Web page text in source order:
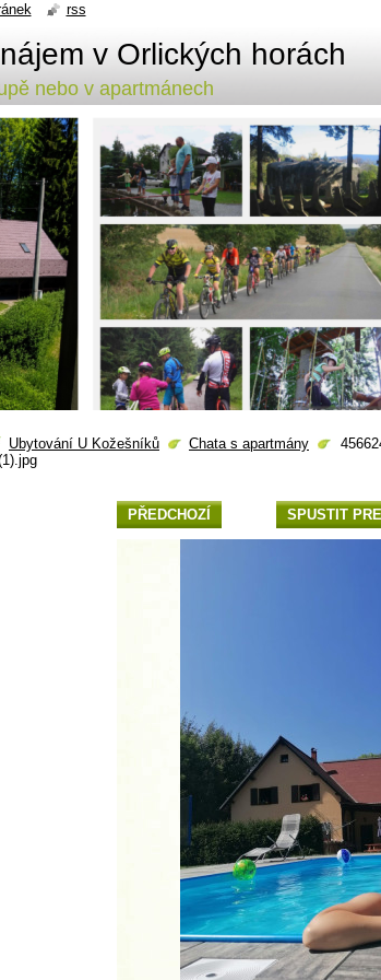
v Orlických horách
nebo v apartmánech
Ubytování U Kožešníků Chata s apartmány
PŘEDCHOZÍ SPUSTIT
rss